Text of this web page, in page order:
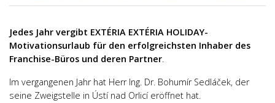
Jedes Jahr vergibt EXTÉRIA EXTÉRIA HOLIDAY-
Motivationsurlaub für den erfolgreichsten Inhaber des
Franchise-Büros und deren Partner.
Im vergangenen Jahr hat Herr Ing. Dr. Bohumír Sedláček, der
seine Zweigstelle in Ústí nad Orlicí eröffnet hat.